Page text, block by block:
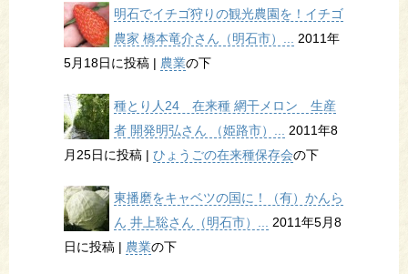
明石でイチゴ狩りの観光農園を！イチゴ
農家 橋本竜介さん（明石市）... 2011年
5月18日に投稿 | 農業の下
種とり人24 在来種 網干メロン 生産
者 開発明弘さん （姫路市）... 2011年8
月25日に投稿 | ひょうごの在来種保存会の下
東播磨をキャベツの国に！（有）かんら
ん 井上聡さん（明石市）... 2011年5月8
日に投稿 | 農業の下